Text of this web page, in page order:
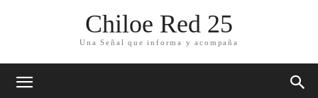
Chiloe Red 25
Una Señal que informa y acompaña